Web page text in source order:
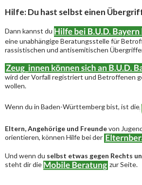
Hilfe: Du hast selbst einen
Dann kannst du
eine unabhängige Beratungsstelle für
rassistischen und antisemitischen
wird der Vorfall registriert und Betroffenen
wollen.
Wenn du in Baden-Württemberg bist, ist die
Eltern, Angehörige und Freundevon
orientieren, können Hilfe bei der
Und wenn du selbst etwas gegen Rechts
steht dir die
zur Seite.